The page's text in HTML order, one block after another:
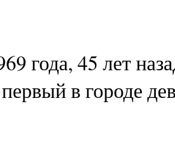
года, 45 лет
в городе